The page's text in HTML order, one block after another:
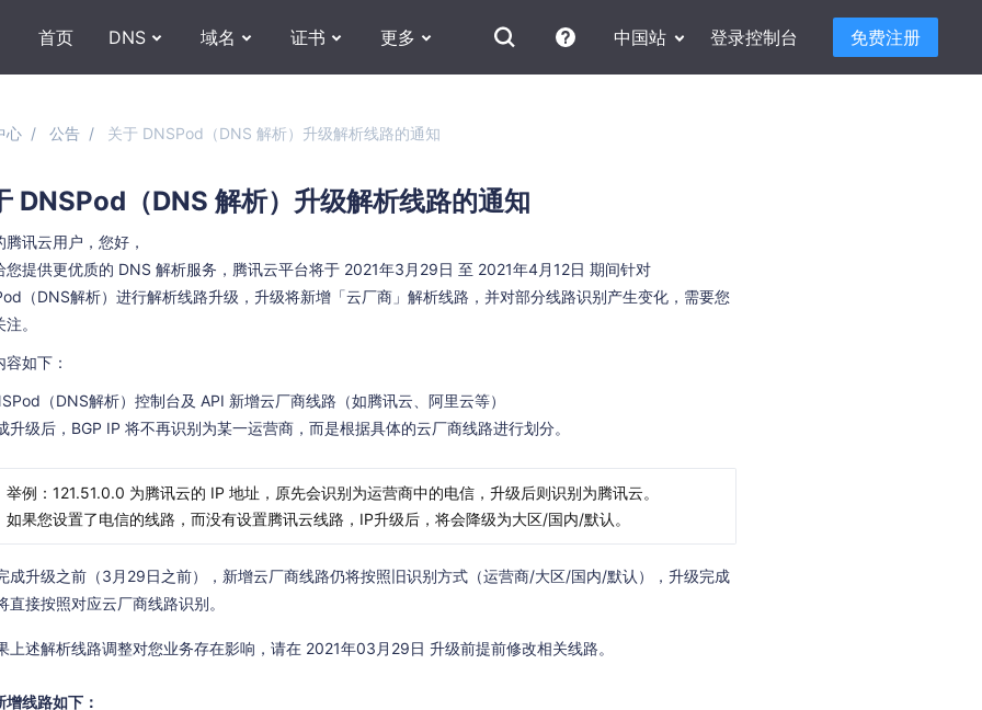
首页 DNS 域名 证书 更多 中国站 登录控制台 免费注册
心 公告 关于 DNSPod（DNS 解析）升级解析线路的通知
DNSPod（DNS 解析）升级解析线路的通知
腾讯云用户，您好，
您提供更优质的 DNS 解析服务，腾讯云平台将于 2021年3月29日 至 2021年4月12日 期间针对
（DNS解析）进行解析线路升级，升级将新增「云厂商」解析线路，并对部分线路识别产生变化，需要您
。
容如下：
（DNS解析）控制台及 API 新增云厂商线路（如腾讯云、阿里云等）
升级后，BGP IP 将不再识别为某一运营商，而是根据具体的云厂商线路进行划分。
举例：121.51.0.0 为腾讯云的 IP 地址，原先会识别为运营商中的电信，升级后则识别为腾讯云。
如果您设置了电信的线路，而没有设置腾讯云线路，IP升级后，将会降级为大区/国内/默认。
成升级之前（3月29日之前），新增云厂商线路仍将按照旧识别方式（运营商/大区/国内/默认），升级完成
直接按照对应云厂商线路识别。
上述解析线路调整对您业务存在影响，请在 2021年03月29日 升级前提前修改相关线路。
增线路如下：